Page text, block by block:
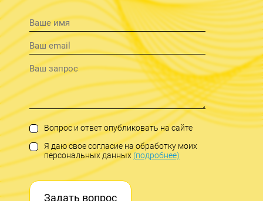
Вопрос и ответ опубликовать на сайте
Я даю свое согласие на обработку моих
персональных данных(подробнее)
Задать вопрос